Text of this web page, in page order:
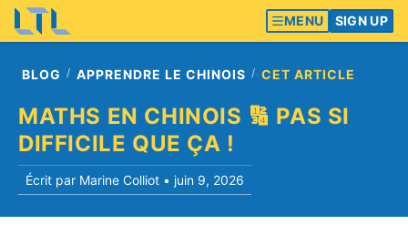
MENU SIGN UP
BLOG APPRENDRE LE CHINOIS CET ARTICLE
MATHS EN CHINOIS 🔢 PAS SI
DIFFICILE QUE ÇA !
Écrit par Marine Colliot • juin 9, 2026